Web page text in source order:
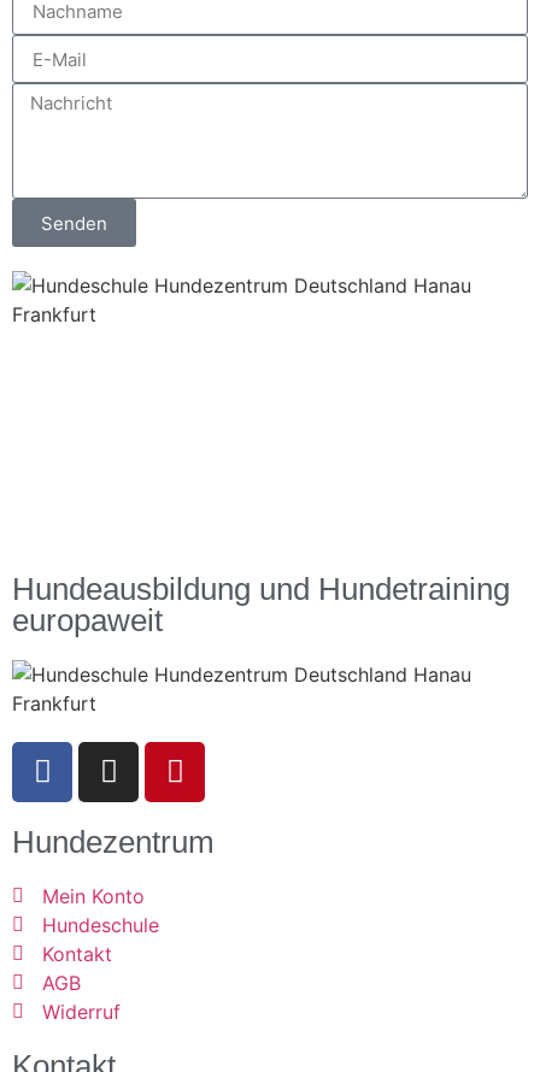
Senden
Hundeausbildung und Hundetraining
europaweit
Hundezentrum
Mein Konto
Hundeschule
Kontakt
AGB
Widerruf